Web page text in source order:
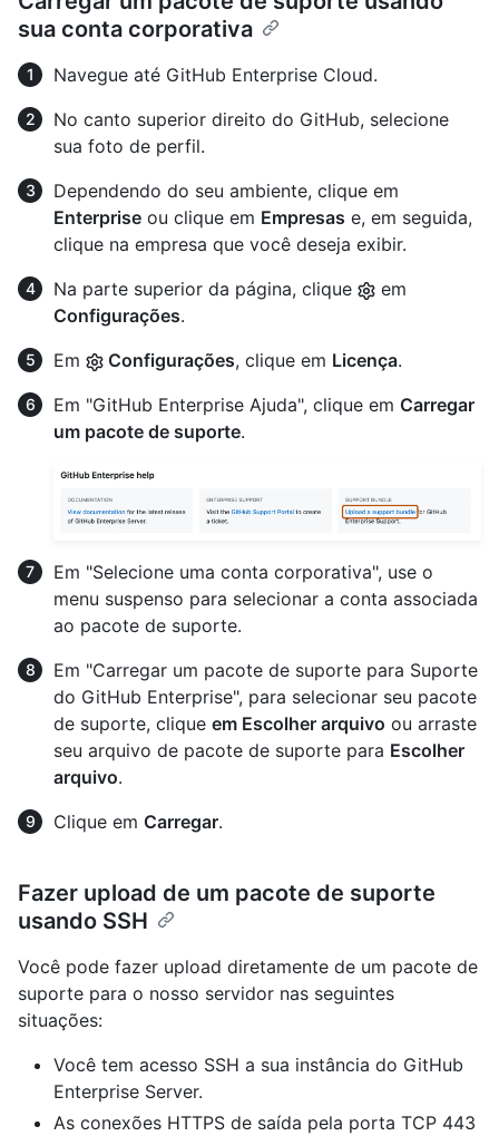
sua conta corporativa
Navegue até GitHub Enterprise Cloud.
No canto superior direito do GitHub, selecione
sua foto de perfil.
Dependendo do seu ambiente, clique em
Enterprise ou clique em Empresas e, em seguida,
clique na empresa que você deseja exibir.
Na parte superior da página, clique
em
Configurações.
Em
Configurações, clique em Licença.
Em "GitHub Enterprise Ajuda", clique em Carregar
um pacote de suporte.
Em "Selecione uma conta corporativa", use o
menu suspenso para selecionar a conta associada
ao pacote de suporte.
Em "Carregar um pacote de suporte para Suporte
do GitHub Enterprise", para selecionar seu pacote
de suporte, clique em Escolher arquivo ou arraste
seu arquivo de pacote de suporte para Escolher
arquivo.
Clique em Carregar.
Fazer upload de um pacote de suporte
usando SSH
Você pode fazer upload diretamente de um pacote de
suporte para o nosso servidor nas seguintes
situações:
Você tem acesso SSH a sua instância do GitHub
Enterprise Server.
As conexões HTTPS de saída pela porta TCP 443